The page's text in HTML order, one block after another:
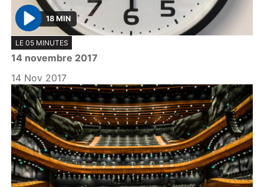
P
l
a
y
18 MIN
LE 05 MINUTES
14 novembre 2017
14 Nov 2017